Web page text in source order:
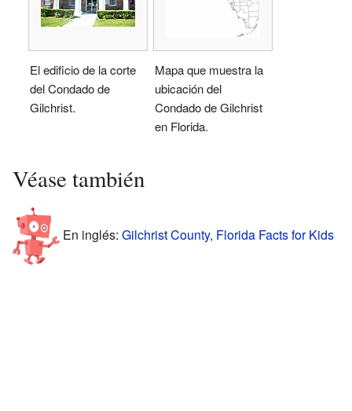
El edificio de la corte
del Condado de
Gilchrist.
Mapa que muestra la
ubicación del
Condado de Gilchrist
en Florida.
Véase también
En inglés: Gilchrist County, Florida Facts for Kids